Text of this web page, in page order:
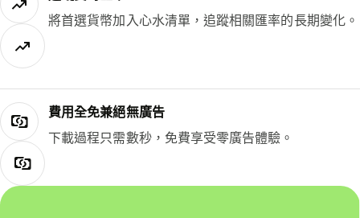
將首選貨幣加入心水清單，追蹤相關匯率的長期變化。
費用全免兼絕無廣告
下載過程只需數秒，免費享受零廣告體驗。